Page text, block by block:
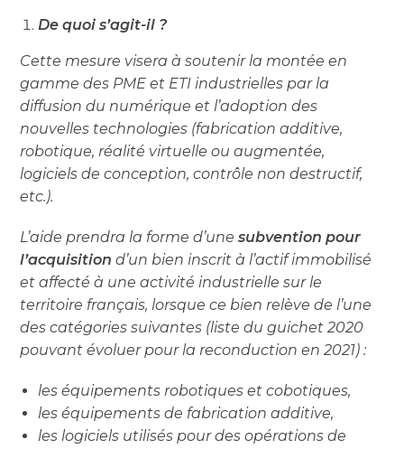
De quoi s’agit-il ?
Cette mesure visera à soutenir la montée en
gamme des PME et ETI industrielles par la
diffusion du numérique et l’adoption des
nouvelles technologies (fabrication additive,
robotique, réalité virtuelle ou augmentée,
logiciels de conception, contrôle non destructif,
etc.).
L’aide prendra la forme d’unesubvention pour
l’acquisition d’un bien inscrit à l’actif immobilisé
et affecté à une activité industrielle sur le
territoire français, lorsque ce bien relève de l’une
des catégories suivantes (liste du guichet 2020
pouvant évoluer pour la reconduction en 2021) :
les équipements robotiques et cobotiques,
les équipements de fabrication additive,
les logiciels utilisés pour des opérations de